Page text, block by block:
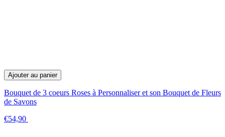
Ajouter au panier
Bouquet de 3 coeurs Roses à Personnaliser et son Bouquet de Fleurs
de Savons
€54,90